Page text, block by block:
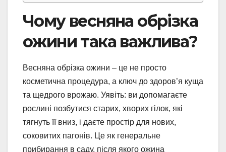
Чому весняна обрізка
ожини така важлива?
Весняна обрізка ожини – це не просто
косметична процедура, а ключ до здоров’я куща
та щедрого врожаю. Уявіть: ви допомагаєте
рослині позбутися старих, хворих гілок, які
тягнуть її вниз, і даєте простір для нових,
соковитих пагонів. Це як генеральне
прибирання в саду, після якого ожина